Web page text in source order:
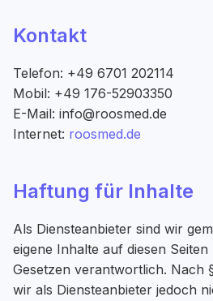
Kontakt
Telefon: +49 6701 202114
Mobil: +49 176-52903350
E-Mail: info@roosmed.de
Internet: roosmed.de
Haftung für Inhalte
Als Diensteanbieter sind wir
eigene Inhalte auf diesen
Gesetzen verantwortlich. Nach
wir als Diensteanbieter jedoch